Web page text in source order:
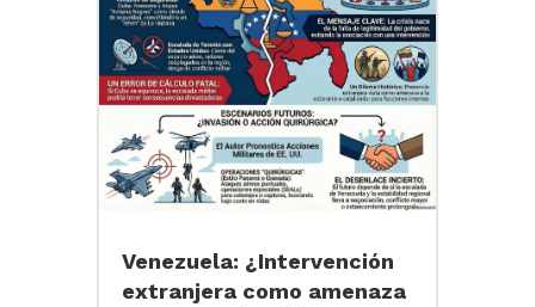
Venezuela: ¿Intervención
extranjera como amenaza